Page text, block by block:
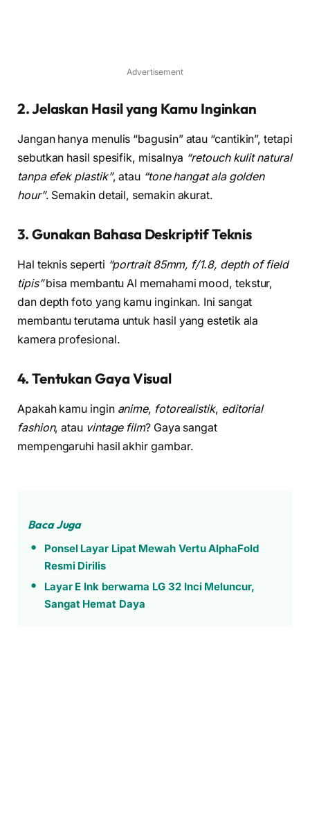
Advertisement
2. Jelaskan Hasil yang Kamu Inginkan
Jangan hanya menulis “bagusin” atau “cantikin”, tetapi
sebutkan hasil spesifik, misalnya “retouch kulit natural
tanpa efek plastik”, atau “tone hangat ala golden
hour”. Semakin detail, semakin akurat.
3. Gunakan Bahasa Deskriptif Teknis
Hal teknis seperti “portrait 85mm, f/1.8, depth of field
tipis”bisa membantu AI memahami mood, tekstur,
dan depth foto yang kamu inginkan. Ini sangat
membantu terutama untuk hasil yang estetik ala
kamera profesional.
4. Tentukan Gaya Visual
Apakah kamu ingin anime, fotorealistik, editorial
fashion, atau vintage film? Gaya sangat
mempengaruhi hasil akhir gambar.
Baca Juga
Ponsel Layar Lipat Mewah Vertu AlphaFold
Resmi Dirilis
Layar E Ink berwarna LG 32 Inci Meluncur,
Sangat Hemat Daya